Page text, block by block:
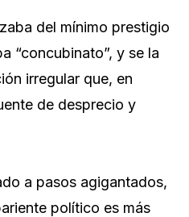
del mínimo prestigio
“concubinato”, y se la
irregular que, en
de desprecio y
a pasos agigantados,
político es más